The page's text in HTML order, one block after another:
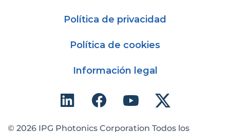
Política de privacidad
Política de cookies
Información legal
© 2026 IPG Photonics Corporation Todos los